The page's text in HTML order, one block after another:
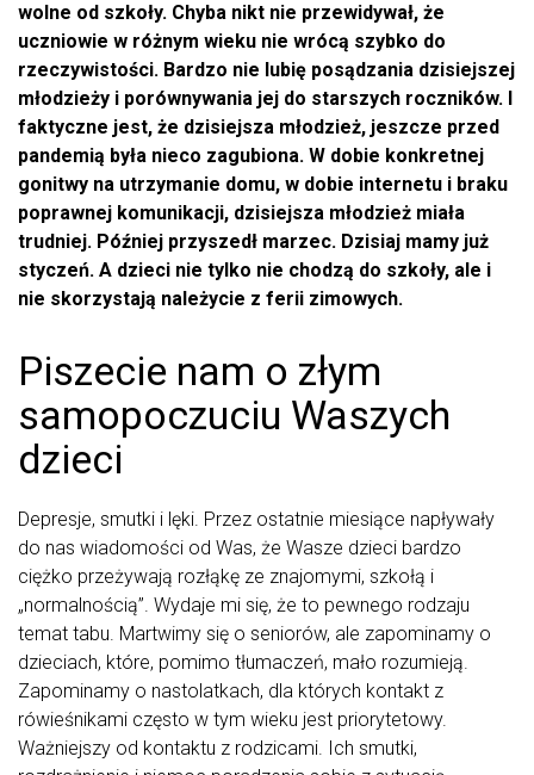
wolne od szkoły. Chyba nikt nie przewidywał, że
uczniowie w różnym wieku nie wrócą szybko do
rzeczywistości. Bardzo nie lubię posądzania dzisiejszej
młodzieży i porównywania jej do starszych roczników. I
faktyczne jest, że dzisiejsza młodzież, jeszcze przed
pandemią była nieco zagubiona. W dobie konkretnej
gonitwy na utrzymanie domu, w dobie internetu i braku
poprawnej komunikacji, dzisiejsza młodzież miała
trudniej. Później przyszedł marzec. Dzisiaj mamy już
styczeń. A dzieci nie tylko nie chodzą do szkoły, ale i
nie skorzystają należycie z ferii zimowych.
Piszecie nam o złym
samopoczuciu Waszych
dzieci
Depresje, smutki i lęki. Przez ostatnie miesiące napływały
do nas wiadomości od Was, że Wasze dzieci bardzo
ciężko przeżywają rozłąkę ze znajomymi, szkołą i
„normalnością”. Wydaje mi się, że to pewnego rodzaju
temat tabu. Martwimy się o seniorów, ale zapominamy o
dzieciach, które, pomimo tłumaczeń, mało rozumieją.
Zapominamy o nastolatkach, dla których kontakt z
rówieśnikami często w tym wieku jest priorytetowy.
Ważniejszy od kontaktu z rodzicami. Ich smutki,